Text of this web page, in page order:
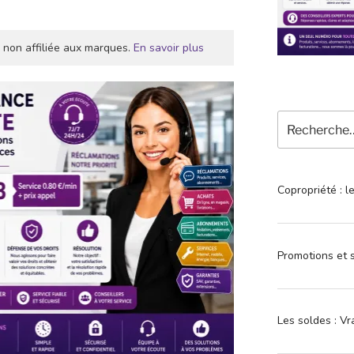
affiliée aux marques. En savoir plus
pour
:
Copropriété :
Promotions et
Les soldes :